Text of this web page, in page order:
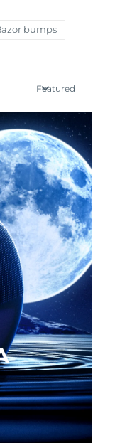
bumps
Featured
the-go
device
therapy
toothbrush
14/08/2026
达日期10/08/2026
送达日期11/08/2026
达日期 10/08/2026
达日期 16/08/2026
达日期 13/08/2026
达日期15/08/2026
送达日期10/08/2026
达日期14/08/2026
达日期14/08/2026
达日期10/08/2026